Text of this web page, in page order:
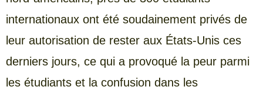
internationaux ont été soudainement privés de
leur autorisation de rester aux États-Unis ces
derniers jours, ce qui a provoqué la peur parmi
les étudiants et la confusion dans les